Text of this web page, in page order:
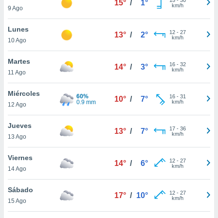
más
nuestra
y
de
disponible
cookies
aceptar
9 Ago
15° / 1°
km/h
Lunes
10 Ago
13° / 2° 12- 27
km/h
Martes
11 Ago
14° / 3° 16- 32
km/h
Miércoles
12 Ago
60%
0.9 mm
10° / 7° 16- 31
km/h
Jueves
13 Ago
13° / 7° 17- 36
km/h
Viernes
14 Ago
14° / 6° 12- 27
km/h
Sábado
15 Ago
17° / 10° 12- 27
km/h